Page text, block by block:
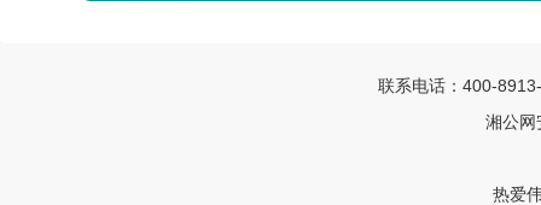
联系电话：400-
湘公网
热爱